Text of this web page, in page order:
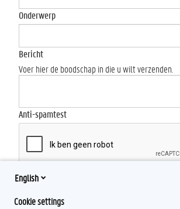
Onderwerp
Bericht
Voer hier de boodschap in die u wilt verzenden.
Anti-spamtest
Send
English
Cookie settings